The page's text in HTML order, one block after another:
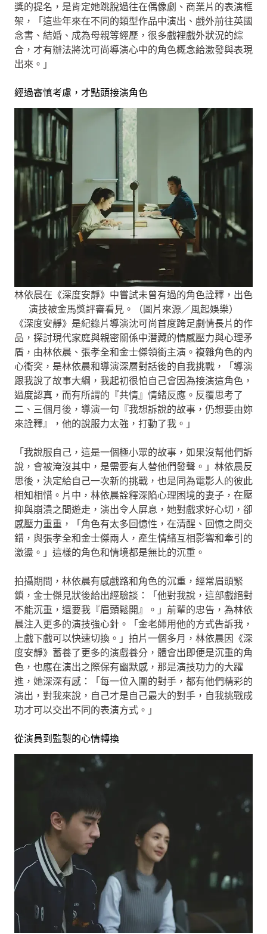
獎的提名，是肯定她跳脫過往在偶像劇、商業片的表演框
架，「這些年來在不同的類型作品中演出、戲外前往英國
念書、結婚、成為母親等經歷，很多戲裡戲外狀況的綜
合，才有辦法將沈可尚導演心中的角色概念給激發與表現
出來。」
經過審慎考慮，才點頭接演角色
林依晨在《深度安靜》中嘗試未曾有過的角色詮釋，出色
演技被金馬獎評審看見。（圖片來源／風起娛樂）
《深度安靜》是紀錄片導演沈可尚首度跨足劇情長片的作
品，探討現代家庭與親密關係中潛藏的情感壓力與心理矛
盾，由林依晨、張孝全和金士傑領銜主演。複雜角色的內
心衝突，是林依晨和導演深層對話後的自我挑戰，「導演
跟我說了故事大綱，我起初很怕自己會因為接演這角色，
過度認真，而有所謂的『共情』情緒反應。反覆思考了
二、三個月後，導演一句『我想訴說的故事，仍想要由妳
來詮釋』，他的說服力太強，打動了我。」
「我說服自己，這是一個極小眾的故事，如果沒幫他們訴
說，會被淹沒其中，是需要有人替他們發聲。」林依晨反
思後，決定給自己一次新的挑戰，也是同為電影人的彼此
相知相惜。片中，林依晨詮釋深陷心理困境的妻子，在壓
抑與崩潰之間遊走，演出令人屏息，她對戲求好心切，卻
感壓力重重，「角色有太多回憶性，在清醒、回憶之間交
錯，與張孝全和金士傑兩人，產生情緒互相影響和牽引的
激盪。」這樣的角色和情境都是無比的沉重。
拍攝期間，林依晨有感戲路和角色的沉重，經常眉頭緊
鎖，金士傑見狀後給出經驗談：「他對我說，這部戲絕對
不能沉重，還要我『眉頭鬆開』。」前輩的忠告，為林依
晨注入更多的演技強心針。「金老師用他的方式告訴我，
上戲下戲可以快速切換。」拍片一個多月，林依晨因《深
度安靜》蓄養了更多的演戲養分，體會出即便是沉重的角
色，也應在演出之際保有幽默感，那是演技功力的大躍
進，她深深有感：「每一位入圍的對手，都有他們精彩的
演出，對我來說，自己才是自己最大的對手，自我挑戰成
功才可以交出不同的表演方式。」
從演員到監製的心情轉換